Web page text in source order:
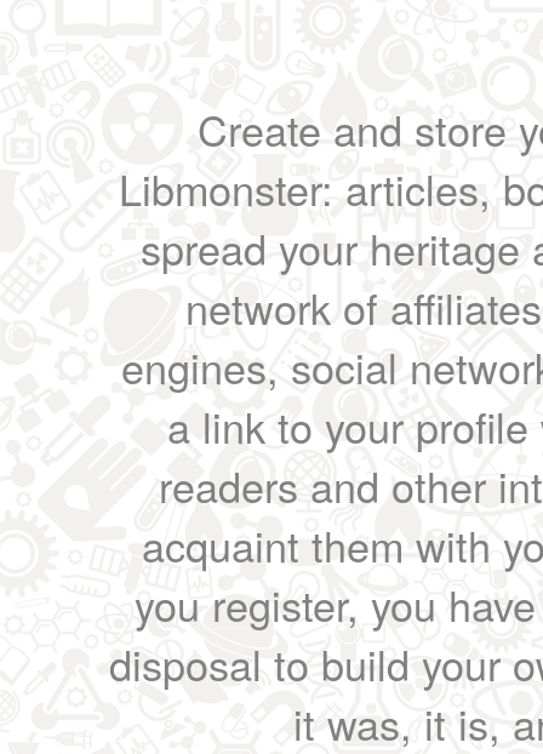
Create and store
Libmonster: articles,
spread your heritage
network of
engines, social
a link to your
readers and other
acquaint them with
you register, you
disposal to build your
it was, it is,